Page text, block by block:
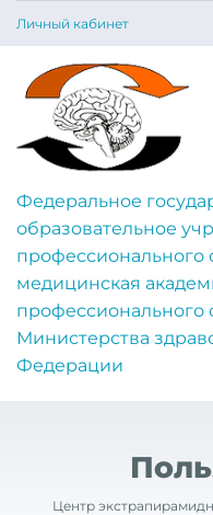
Личный кабинет
Федеральное
образовательное
профессионального
медицинская
профессионального
Министерства
Федерации
Центр